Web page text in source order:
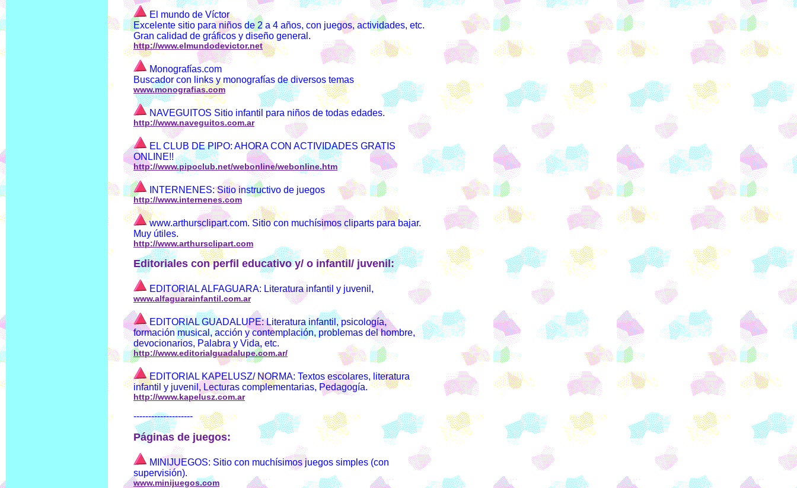
El mundo de Víctor
Excelente sitio para niños de 2 a 4 años, con juegos, actividades, etc.
Gran calidad de gráficos y diseño general.
http://www.elmundodevictor.net
Monografías.com
Buscador con links y monografías de diversos temas
www.monografias.com
NAVEGUITOS Sitio infantil para niños de todas edades.
http://www.naveguitos.com.ar
EL CLUB DE PIPO: AHORA CON ACTIVIDADES GRATIS
ONLINE!!
http://www.pipoclub.net/webonline/webonline.htm
INTERNENES: Sitio instructivo de juegos
http://www.internenes.com
www.arthursclipart.com. Sitio con muchísimos cliparts para bajar.
Muy útiles.
http://www.arthursclipart.com
Editoriales con perfil educativo y/ o infantil/ juvenil:
EDITORIAL ALFAGUARA: Literatura infantil y juvenil,
www.alfaguarainfantil.com.ar
EDITORIAL GUADALUPE: Literatura infantil, psicología,
formación musical, acción y contemplación, problemas del hombre,
devocionarios, Palabra y Vida, etc.
http://www.editorialguadalupe.com.ar/
EDITORIAL KAPELUSZ/ NORMA: Textos escolares, literatura
infantil y juvenil, Lecturas complementarias, Pedagogía.
http://www.kapelusz.com.ar
--------------------
Páginas de juegos:
MINIJUEGOS: Sitio con muchísimos juegos simples (con
supervisión).
www.minijuegos.com